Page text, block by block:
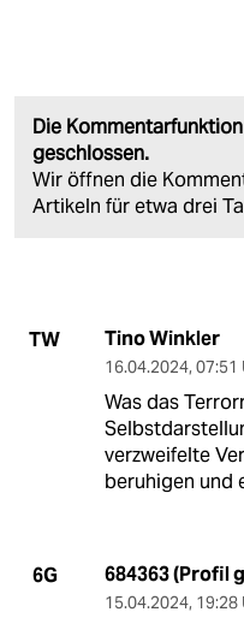
Die
geschlossen.
Wir öffnen die
Artikeln für etwa drei
TW Tino Winkler
16.04.2024, 07:51
Was das
verzweifelte
beruhigen und
6G 684363 (Profil
15.04.2024, 19:28